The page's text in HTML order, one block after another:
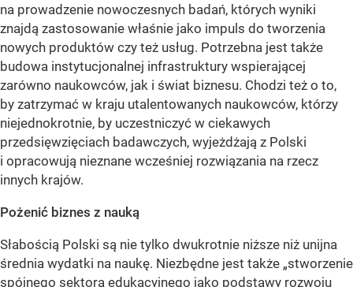
na prowadzenie nowoczesnych badań, których wyniki
znajdą zastosowanie właśnie jako impuls do tworzenia
nowych produktów czy też usług. Potrzebna jest także
budowa instytucjonalnej infrastruktury wspierającej
zarówno naukowców, jak i świat biznesu. Chodzi też o to,
by zatrzymać w kraju utalentowanych naukowców, którzy
niejednokrotnie, by uczestniczyć w ciekawych
przedsięwzięciach badawczych, wyjeżdżają z Polski
i opracowują nieznane wcześniej rozwiązania na rzecz
innych krajów.
Pożenić biznes z nauką
Słabością Polski są nie tylko dwukrotnie niższe niż unijna
średnia wydatki na naukę. Niezbędne jest także „stworzenie
spójnego sektora edukacyjnego jako podstawy rozwoju